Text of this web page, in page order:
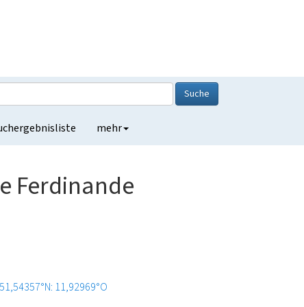
Suche
mehr
Ferdinande
51,54357°N: 11,92969°O